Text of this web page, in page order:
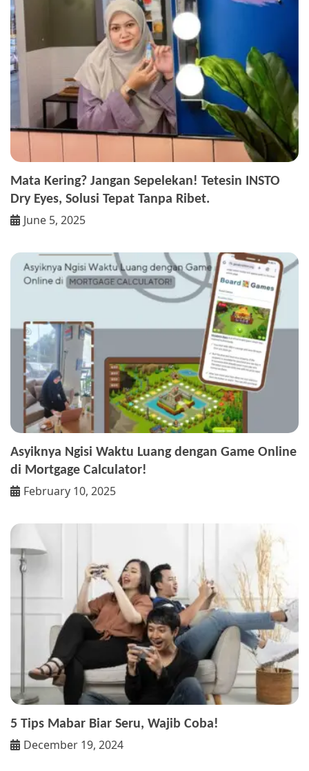
Mata Kering? Jangan Sepelekan! Tetesin INSTO
Dry Eyes, Solusi Tepat Tanpa Ribet.
June 5, 2025
Asyiknya Ngisi Waktu Luang dengan Game Online
di Mortgage Calculator!
February 10, 2025
5 Tips Mabar Biar Seru, Wajib Coba!
December 19, 2024